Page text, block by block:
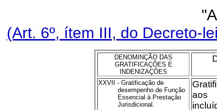
(Art. 6º, ítem III, do Decreto-
DENOMINÇÃO DAS
GRATIFICAÇÕES E
INDENIZAÇÕES
XXVII - Gratificação de
desempenho de Função
Essencial à Prestação
Jurisdicional.
aos